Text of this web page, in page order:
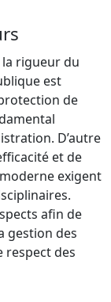
rigueur du
est
de
D’autre
et de
exigent
afin de
gestion des
respect des